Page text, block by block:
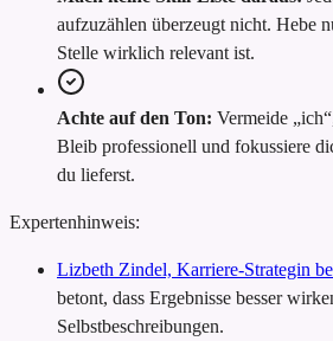
aufzuzählen überzeugt nicht. Hebe
Stelle wirklich relevant ist.
Achte auf den Ton: Vermeide
Bleib professionell und fokussiere
du lieferst.
Expertenhinweis:
Lizbeth Zindel, Karriere-Strategin
betont, dass Ergebnisse besser
Selbstbeschreibungen.